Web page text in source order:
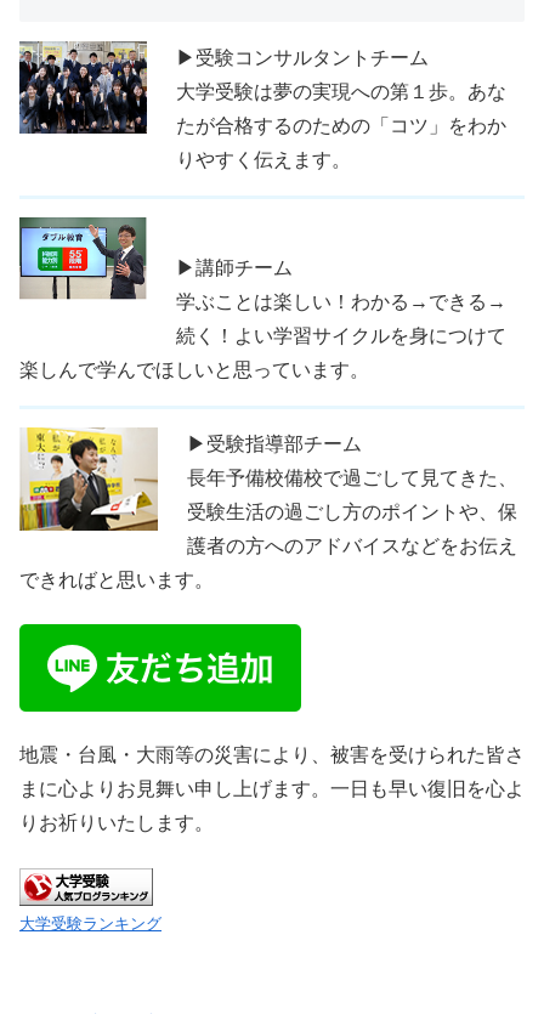
▶受験コンサルタントチーム
大学受験は夢の実現への第１歩。あな
たが合格するのための「コツ」をわか
りやすく伝えます。
▶講師チーム
学ぶことは楽しい！わかる→できる→
続く！よい学習サイクルを身につけて
楽しんで学んでほしいと思っています。
▶受験指導部チーム
長年予備校備校で過ごして見てきた、
受験生活の過ごし方のポイントや、保
護者の方へのアドバイスなどをお伝え
できればと思います。
地震・台風・大雨等の災害により、被害を受けられた皆さ
まに心よりお見舞い申し上げます。一日も早い復旧を心よ
りお祈りいたします。
大学受験ランキング